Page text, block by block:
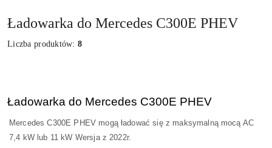
Ładowarka do Mercedes C300E PHEV
Liczba produktów:8
Ładowarka do Mercedes C300E PHEV
Mercedes C300E PHEV mogą ładować się z maksymalną mocą AC
7,4 kW lub 11 kW Wersja z 2022r.